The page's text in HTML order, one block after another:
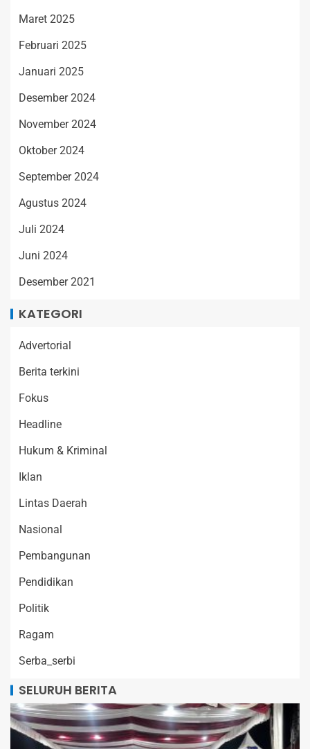
Maret 2025
Februari 2025
Januari 2025
Desember 2024
November 2024
Oktober 2024
September 2024
Agustus 2024
Juli 2024
Juni 2024
Desember 2021
KATEGORI
Advertorial
Berita terkini
Fokus
Headline
Hukum & Kriminal
Iklan
Lintas Daerah
Nasional
Pembangunan
Pendidikan
Politik
Ragam
Serba_serbi
SELURUH BERITA